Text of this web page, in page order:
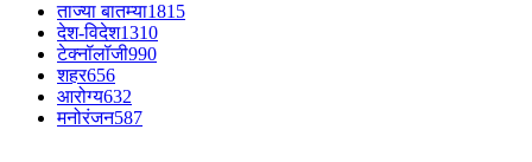
ताज्या बातम्या1815
देश-विदेश1310
टेक्नॉलॉजी990
शहर656
आरोग्य632
मनोरंजन587